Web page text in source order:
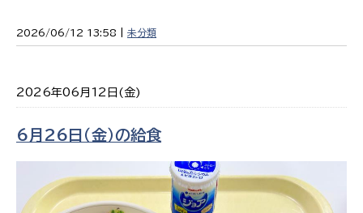
2026/06/12 13:58 | 未分類
2026年06月12日(金)
6月26日（金）の給食